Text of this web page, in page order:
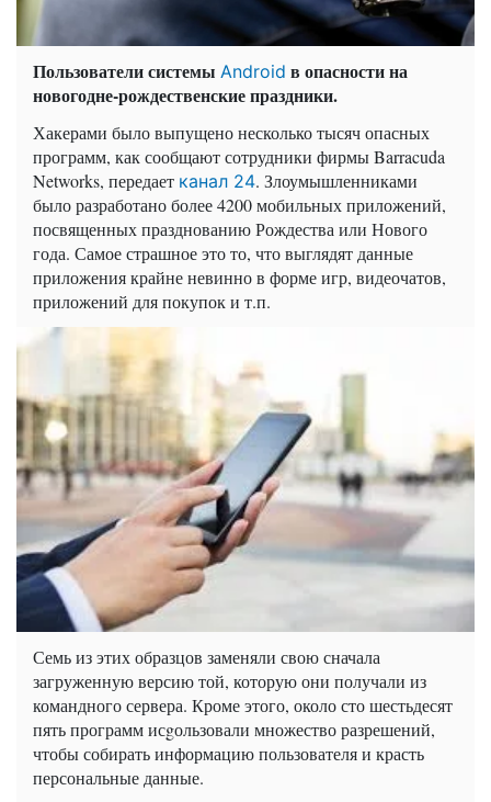
Пользователи системы Android в опасности на
новогодне-рождественские праздники.
Хакерами было выпущено несколько тысяч опасных
программ, как сообщают сотрудники фирмы Barracuda
Networks, передает канал 24. Злоумышленниками
было разработано более 4200 мобильных приложений,
посвященных празднованию Рождества или Нового
года. Самое страшное это то, что выглядят данные
приложения крайне невинно в форме игр, видеочатов,
приложений для покупок и т.п.
Семь из этих образцов заменяли свою сначала
загруженную версию той, которую они получали из
командного сервера. Кроме этого, около сто шестьдесят
пять программ исgользовали множество разрешений,
чтобы собирать информацию пользователя и красть
персональные данные.